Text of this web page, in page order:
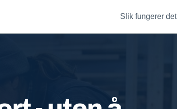
Slik fungerer det